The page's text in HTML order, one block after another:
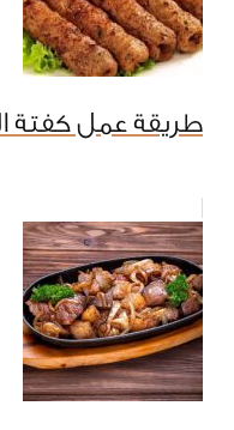
طريقة عمل كفتة